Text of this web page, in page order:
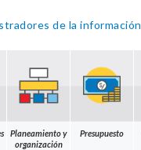
de la información
Planeamiento y
organización
Presupuesto